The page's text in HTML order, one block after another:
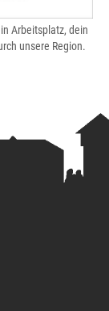
Arbeitsplatz, dein
unsere Region.